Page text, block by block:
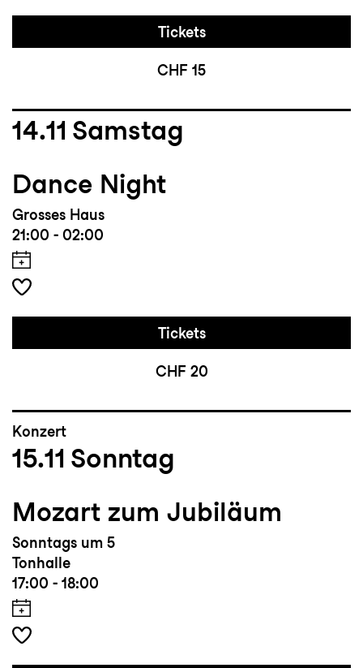
Tickets
CHF 15
14.11 Samstag
Dance Night
Grosses Haus
21:00 - 02:00
Tickets
CHF 20
Konzert
15.11 Sonntag
Mozart zum Jubiläum
Sonntags um 5
Tonhalle
17:00 - 18:00